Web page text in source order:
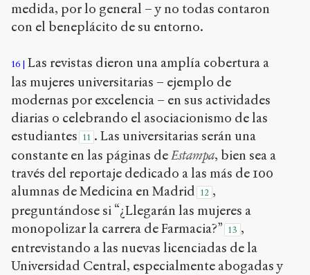
medida, por lo general – y no todas contaron
con el beneplácito de su entorno.
16
Las revistas dieron una amplía cobertura a
las mujeres universitarias – ejemplo de
modernas por excelencia – en sus actividades
diarias o celebrando el asociacionismo de las
estudiantes 11 . Las universitarias serán una
constante en las páginas deEstampa, bien sea a
través del reportaje dedicado a las más de 100
alumnas de Medicina en Madrid 12 ,
preguntándose si “¿Llegarán las mujeres a
monopolizar la carrera de Farmacia?” 13 ,
entrevistando a las nuevas licenciadas de la
Universidad Central, especialmente abogadas y